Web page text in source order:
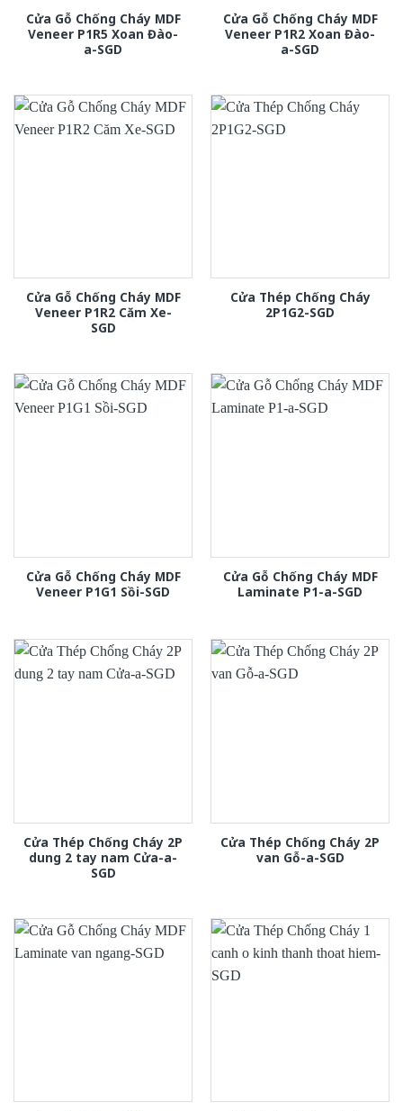
Cửa Gỗ Chống Cháy MDF
Veneer P1R5 Xoan Đào-
a-SGD
Cửa Gỗ Chống Cháy MDF
Veneer P1R2 Xoan Đào-
a-SGD
Cửa Gỗ Chống Cháy MDF
Veneer P1R2 Căm Xe-
SGD
Cửa Thép Chống Cháy
2P1G2-SGD
Cửa Gỗ Chống Cháy MDF
Veneer P1G1 Sồi-SGD
Cửa Gỗ Chống Cháy MDF
Laminate P1-a-SGD
Cửa Thép Chống Cháy 2P
dung 2 tay nam Cửa-a-
SGD
Cửa Thép Chống Cháy 2P
van Gỗ-a-SGD